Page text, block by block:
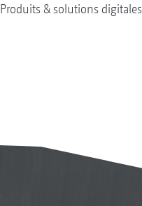
Produits & solutions digitales